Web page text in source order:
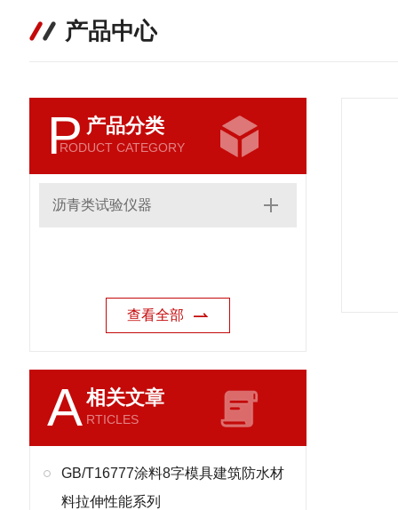
产品中心
P 产品分类
RODUCT CATEGORY
沥青类试验仪器
查看全部
A相关文章
RTICLES
GB/T16777涂料8字模具建筑防水材
料拉伸性能系列